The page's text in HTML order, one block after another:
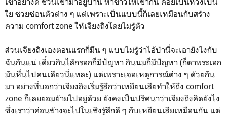
ใย ช่วยซ่อนตัวต่าง ๆ แต่เพราะเป็นแบบนี้ก็เลยเหมือนกับสร้าง
ความ comfort zone ให้เจียงถิงโดยไม่รู้ตัว
ส่วนเจียงถิงเองตอนแรกก็มึน ๆ แบบไม่รู้ว่าไอ้บ้านี่จะเอายังไงกับ
ฉันกันแน่ เดี๋ยวกินไส้กรอกก็มีปัญหา กินนมก็มีปัญหา (ก็ตาพระเอก
มันหื่นไปคนเดียวนี่แหละ) แต่เพราะเจอเหตุการณ์ต่าง ๆ ด้วยกัน
มา อย่างที่บอกว่าเจียงถิงเริ่มรู้สึกว่าเหยียนเสียทำให้ถึง comfort
zone ก็เลยยอมย้ายไปอยู่ด้วย ยังคงเป็นปริศนาว่าเจียงถิงคิดยังไง
ซึ่งเราว่าค่อนข้างจะไปในเชิงรู้สึกดี ๆ กับเหยียนเสียเหมือนกัน แต่